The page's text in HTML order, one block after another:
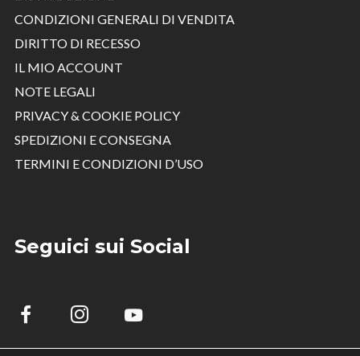
CONDIZIONI GENERALI DI VENDITA
DIRITTO DI RECESSO
IL MIO ACCOUNT
NOTE LEGALI
PRIVACY & COOKIE POLICY
SPEDIZIONI E CONSEGNA
TERMINI E CONDIZIONI D’USO
Seguici sui Social